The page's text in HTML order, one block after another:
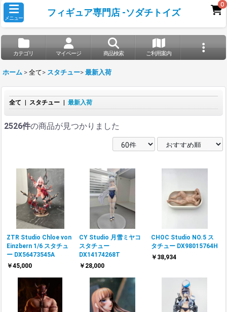
メニュー
フィギュア専門店 -ソダチトイズ
0
カテゴリ マイページ 商品検索 ご利用案内
ホーム > 全て> スタチュー> 最新入荷
全て スタチュー 最新入荷
2526件の商品が見つかりました
ZTR Studio Chloe von
Einzbern 1/6 スタチュ
ー DX56473545A
￥45,000
CY Studio 月雪ミヤコ
スタチュー
DX14174268T
￥28,000
CHOC Studio NO.5 ス
タチュー DX98015764H
￥38,934